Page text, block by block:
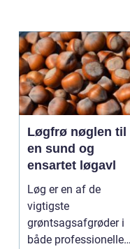
Løgfrø nøglen til
en sund og
ensartet løgavl
Løg er en af de
vigtigste
grøntsagsafgrøder i
både professionelle